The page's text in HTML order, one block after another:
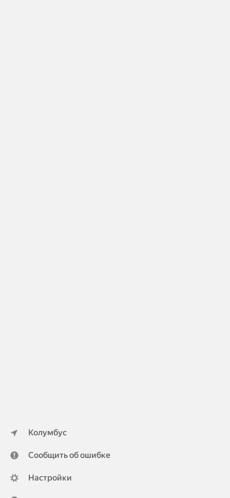
Колумбус
Сообщить об ошибке
Настройки